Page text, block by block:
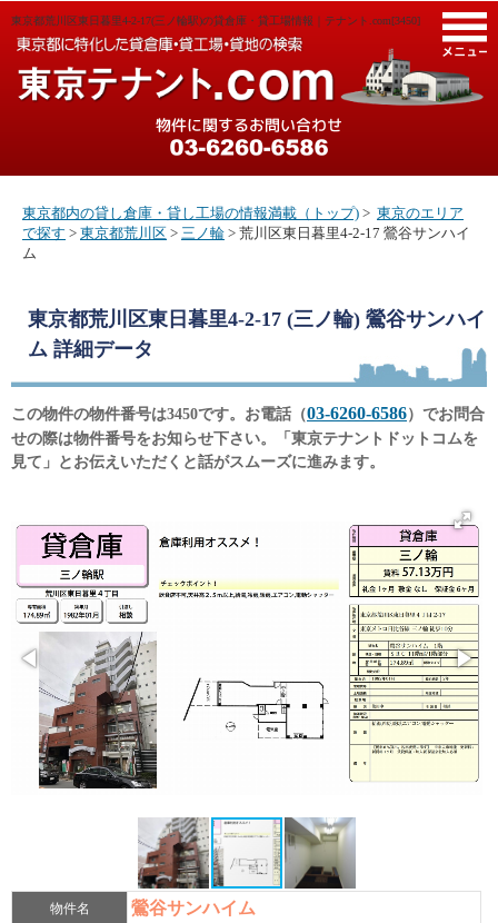
東京都荒川区東日暮里4-2-17(三ノ輪駅)の貸倉庫・貸工場情報｜テナント.com[3450]
東京都内の貸し倉庫・貸し工場の情報満載（トップ) > 東京のエリア
で探す > 東京都荒川区 > 三ノ輪 > 荒川区東日暮里4-2-17 鶯谷サンハイ
ム
東京都荒川区東日暮里4-2-17 (三ノ輪) 鶯谷サンハイ
ム 詳細データ
この物件の物件番号は3450です。お電話（03-6260-6586）でお問合
せの際は物件番号をお知らせ下さい。「東京テナントドットコムを
見て」とお伝えいただくと話がスムーズに進みます。
物件名 鶯谷サンハイム